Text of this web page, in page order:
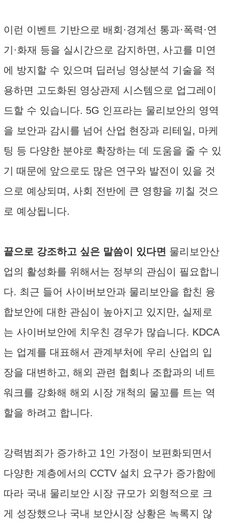
이런 이벤트 기반으로 배회·경계선 통과·폭력·연
기·화재 등을 실시간으로 감지하면, 사고를 미연
에 방지할 수 있으며 딥러닝 영상분석 기술을 적
용하면 고도화된 영상관제 시스템으로 업그레이
드할 수 있습니다. 5G 인프라는 물리보안의 영역
을 보안과 감시를 넘어 산업 현장과 리테일, 마케
팅 등 다양한 분야로 확장하는 데 도움을 줄 수 있
기 때문에 앞으로도 많은 연구와 발전이 있을 것
으로 예상되며, 사회 전반에 큰 영향을 끼칠 것으
로 예상됩니다.
끝으로 강조하고 싶은 말씀이 있다면 물리보안산
업의 활성화를 위해서는 정부의 관심이 필요합니
다. 최근 들어 사이버보안과 물리보안을 합친 융
합보안에 대한 관심이 높아지고 있지만, 실제로
는 사이버보안에 치우친 경우가 많습니다. KDCA
는 업계를 대표해서 관계부처에 우리 산업의 입
장을 대변하고, 해외 관련 협회나 조합과의 네트
워크를 강화해 해외 시장 개척의 물꼬를 트는 역
할을 하려고 합니다.
강력범죄가 증가하고 1인 가정이 보편화되면서
다양한 계층에서의 CCTV 설치 요구가 증가함에
따라 국내 물리보안 시장 규모가 외형적으로 크
게 성장했으나 국내 보안시장 상황은 녹록지 않